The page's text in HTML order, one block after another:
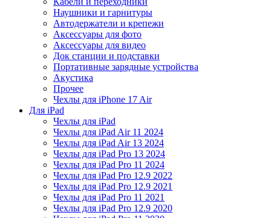
Наушники и гарнитуры
Автодержатели и крепежи
Аксессуары для фото
Аксессуары для видео
Док станции и подставки
Портативные зарядные устройства
Акустика
Прочее
Чехлы для iPhone 17 Air
Для iPad
Чехлы для iPad
Чехлы для iPad Air 11 2024
Чехлы для iPad Air 13 2024
Чехлы для iPad Pro 13 2024
Чехлы для iPad Pro 11 2024
Чехлы для iPad Pro 12.9 2022
Чехлы для iPad Pro 12.9 2021
Чехлы для iPad Pro 11 2021
Чехлы для iPad Pro 12.9 2020